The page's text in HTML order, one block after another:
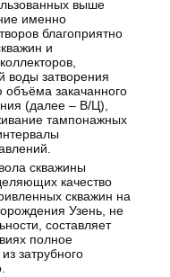
выше
именно
благоприятно
и
воды затворения
объёма закачанного
(далее – В/Ц),
тампонажных
скважины
качество
скважин на
Узень, не
составляет
полное
затрубного